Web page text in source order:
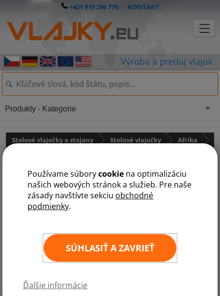
Používame súborycookie na optimalizáciu
našich webových stránok a služieb. Pre naše
zásady navštívte sekciu obchodné
podmienky.
SÚHLASIŤ A ZAVRIEŤ
Ďalšie informácie
+421 919 296 778| KONTAKT
Stolové vlajočky a stojany Stolové vlajočky Afrika
Produkty - Kategorie